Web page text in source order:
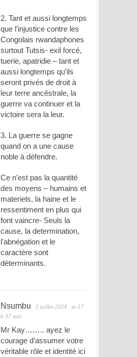
2. Tant et aussi longtemps
que l’injustice contre les
Congolais rwandaphones
surtout Tutsis- exil forcé,
tuerie, apatridie – tant et
aussi longtemps qu’ils
seront privés de droit à
leur terre ancêstrale, la
guerre va continuer et la
victoire sera la leur.
3. La guerre se gagne
quand on a une cause
noble à défendre.
Ce n’est pas la quantité
des moyens – humains et
materiels, la haine et le
ressentiment en plus qui
font vaincre- Seuls la
cause, la determination,
l’abnégation et le
caractère sont
déterminants.
Nsumbu 2 juillet 2024
at 17
h 37 min
Mr Kay…….. ayez le
courage d’assumer votre
véritable rôle et identité ici